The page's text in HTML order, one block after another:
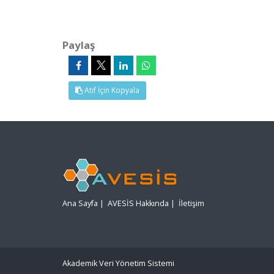
Paylaş
Atıf İçin Kopyala
Ana Sayfa | AVESİS Hakkında | İletişim
Akademik Veri Yönetim Sistemi